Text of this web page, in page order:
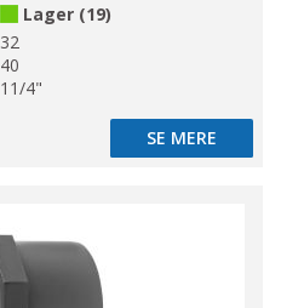
Lager (19)
32
40
11/4"
SE MERE
SE MERE